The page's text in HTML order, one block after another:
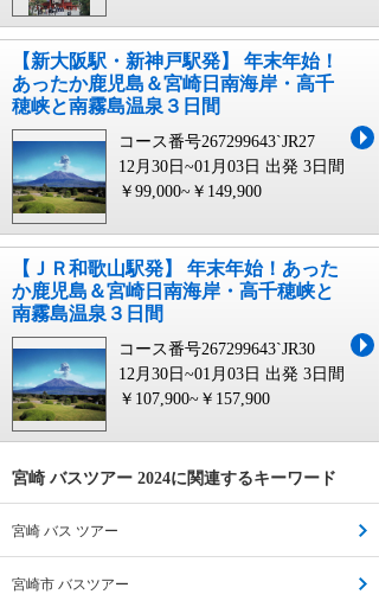
【新大阪駅・新神戸駅発】 年末年始！
あったか鹿児島＆宮崎日南海岸・高千
穂峡と南霧島温泉３日間
コース番号267299643`JR27
12月30日~01月03日 出発 3日間
￥99,000~￥149,900
【ＪＲ和歌山駅発】 年末年始！あった
か鹿児島＆宮崎日南海岸・高千穂峡と
南霧島温泉３日間
コース番号267299643`JR30
12月30日~01月03日 出発 3日間
￥107,900~￥157,900
宮崎 バスツアー 2024に関連するキーワード
宮崎 バス ツアー
宮崎市 バスツアー